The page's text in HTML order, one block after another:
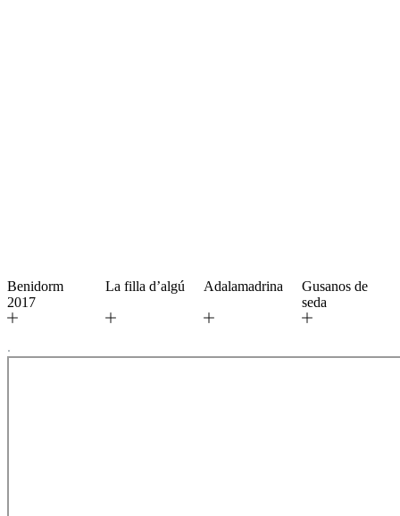
Benidorm
2017
La filla d’algú Adalamadrina
Gusanos de
seda